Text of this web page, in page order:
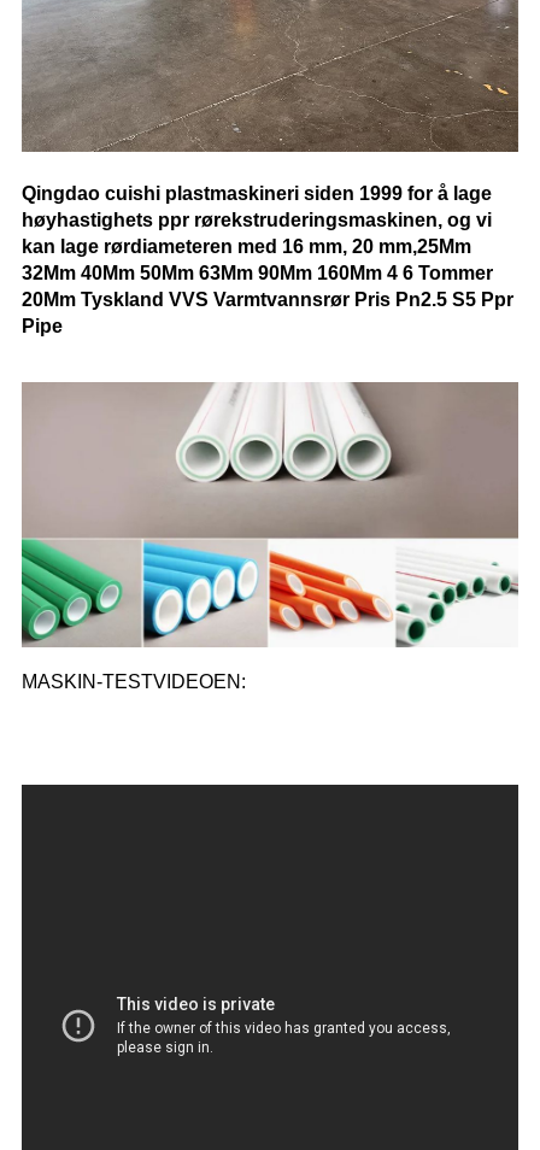
Qingdao cuishi plastmaskineri siden 1999 for å lage
høyhastighets ppr rørekstruderingsmaskinen, og vi
kan lage rørdiameteren med 16 mm, 20 mm,25Mm
32Mm 40Mm 50Mm 63Mm 90Mm 160Mm 4 6 Tommer
20Mm Tyskland VVS Varmtvannsrør Pris Pn2.5 S5 Ppr
Pipe
MASKIN-TESTVIDEOEN: